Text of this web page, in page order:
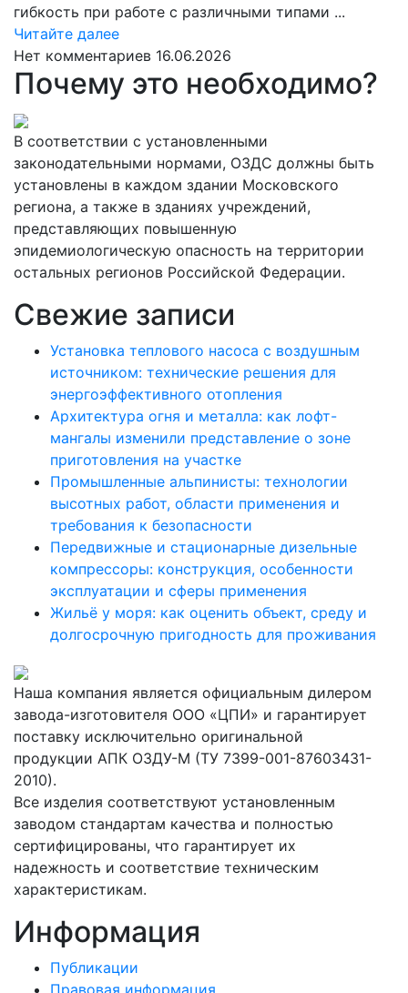
гибкость при работе с различными типами ...
Читайте далееЧитайте
далее
Нет комментариев 16.06.2026
Почему это необходимо?
В соответствии с установленными
законодательными нормами, ОЗДС должны быть
установлены в каждом здании Московского
региона, а также в зданиях учреждений,
представляющих повышенную
эпидемиологическую опасность на территории
остальных регионов Российской Федерации.
Свежие записи
Установка теплового насоса с воздушным
источником: технические решения для
энергоэффективного отопления
Архитектура огня и металла: как лофт-
мангалы изменили представление о зоне
приготовления на участке
Промышленные альпинисты: технологии
высотных работ, области применения и
требования к безопасности
Передвижные и стационарные дизельные
компрессоры: конструкция, особенности
эксплуатации и сферы применения
Жильё у моря: как оценить объект, среду и
долгосрочную пригодность для проживания
Наша компания является официальным дилером
завода-изготовителя ООО «ЦПИ» и гарантирует
поставку исключительно оригинальной
продукции АПК ОЗДУ-М (ТУ 7399-001-87603431-
2010).
Все изделия соответствуют установленным
заводом стандартам качества и полностью
сертифицированы, что гарантирует их
надежность и соответствие техническим
характеристикам.
Информация
Публикации
Правовая информация